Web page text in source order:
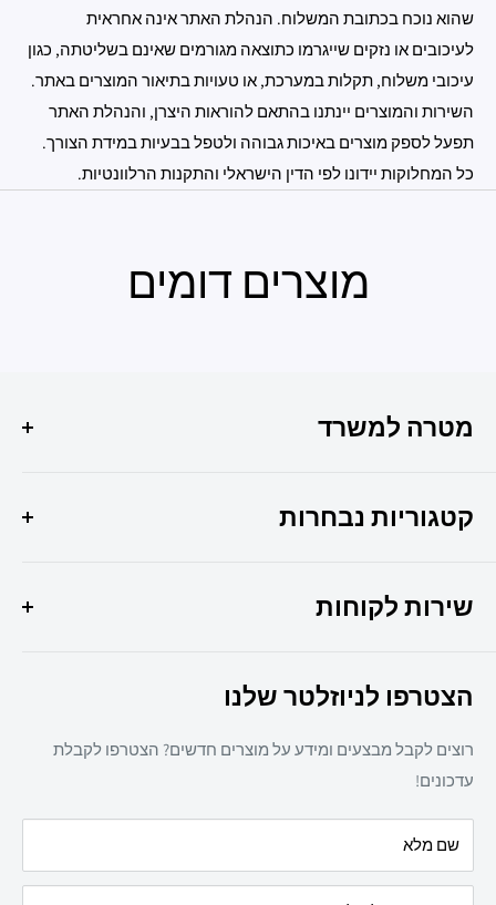
שהוא נוכח בכתובת המשלוח. הנהלת האתר אינה אחראית
לעיכובים או נזקים שייגרמו כתוצאה מגורמים שאינם בשליטתה, כגון
עיכובי משלוח, תקלות במערכת, או טעויות בתיאור המוצרים באתר.
השירות והמוצרים יינתנו בהתאם להוראות היצרן, והנהלת האתר
תפעל לספק מוצרים באיכות גבוהה ולטפל בבעיות במידת הצורך.
כל המחלוקות יידונו לפי הדין הישראלי והתקנות הרלוונטיות.
מוצרים דומים
מטרה למשרד
ומקצועיות במקום אחד !
037307308
קטגוריות נבחרות
ציוד משרדי
חד פעמי
מזון
מאמרים
שירות לקוחות
תקנון אתר
מדיניות פרטיות
מדיניות החזרת מוצרים
הצטרפו לניוזלטר שלנו
רוצים לקבל מבצעים ומידע על מוצרים חדשים? הצטרפו לקבלת
עדכונים!
שם מלא